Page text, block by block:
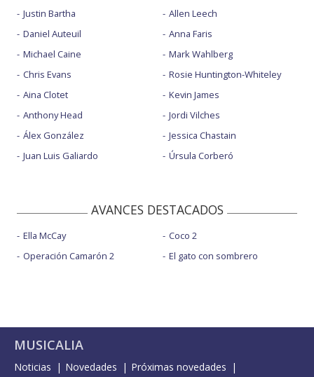
Justin Bartha
Daniel Auteuil
Michael Caine
Chris Evans
Aina Clotet
Anthony Head
Álex González
Juan Luis Galiardo
Allen Leech
Anna Faris
Mark Wahlberg
Rosie Huntington-Whiteley
Kevin James
Jordi Vilches
Jessica Chastain
Úrsula Corberó
AVANCES DESTACADOS
Ella McCay
Operación Camarón 2
Coco 2
El gato con sombrero
MUSICALIA
Noticias Novedades
Próximas novedades